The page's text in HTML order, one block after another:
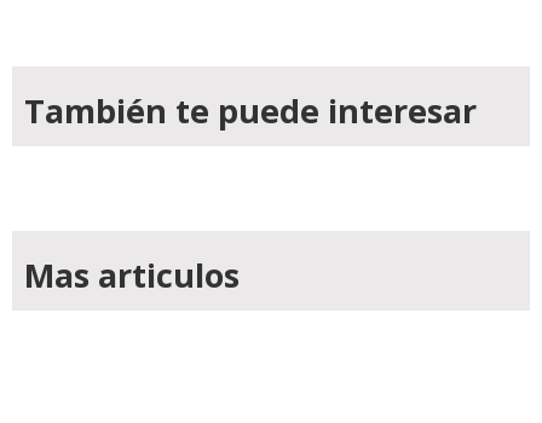
También te puede interesar
Mas articulos